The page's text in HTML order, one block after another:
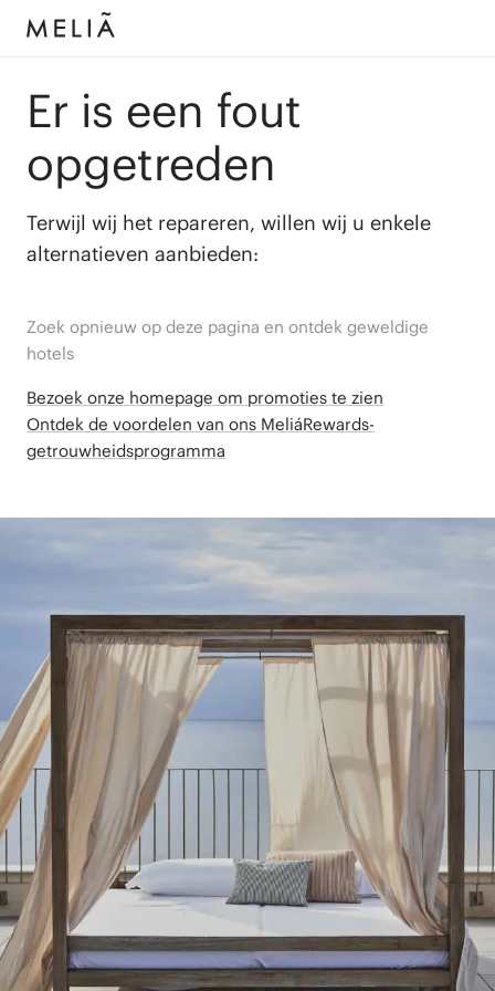
Er is een fout
opgetreden
Terwijl wij het repareren, willen wij u enkele
alternatieven aanbieden:
Zoek opnieuw op deze pagina en ontdek geweldige
hotels
Bezoek onze homepage om promoties te zien
Ontdek de voordelen van ons MeliáRewards-
getrouwheidsprogramma